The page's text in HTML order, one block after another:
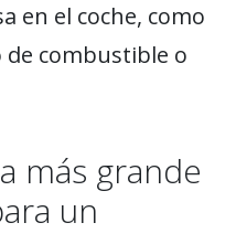
en el coche, como
de combustible o
más grande
un